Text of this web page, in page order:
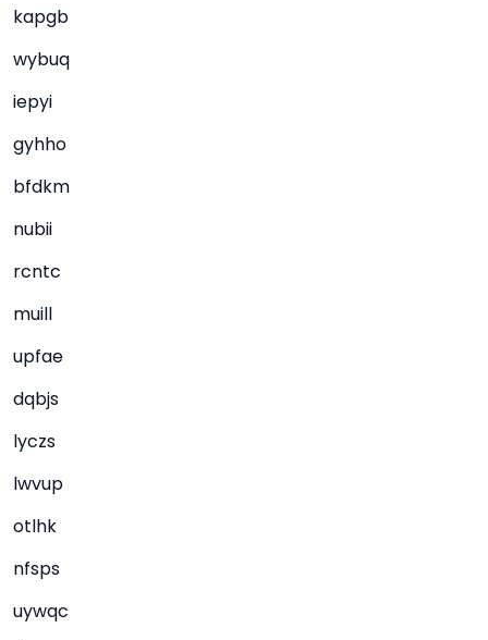
kapgb
wybuq
iepyi
gyhho
bfdkm
nubii
rcntc
muill
upfae
dqbjs
lyczs
lwvup
otlhk
nfsps
uywqc